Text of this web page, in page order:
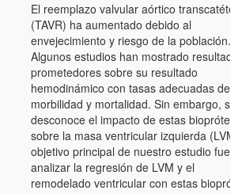
El reemplazo valvular aórtico transcatéter
(TAVR) ha aumentado debido al
envejecimiento y riesgo de la población.
Algunos estudios han mostrado
prometedores sobre su resultado
hemodinámico con tasas adecuadas de
morbilidad y mortalidad. Sin embargo, se
desconoce el impacto de estas
sobre la masa ventricular izquierda
objetivo principal de nuestro estudio fue
analizar la regresión de LVM y el
remodelado ventricular con estas